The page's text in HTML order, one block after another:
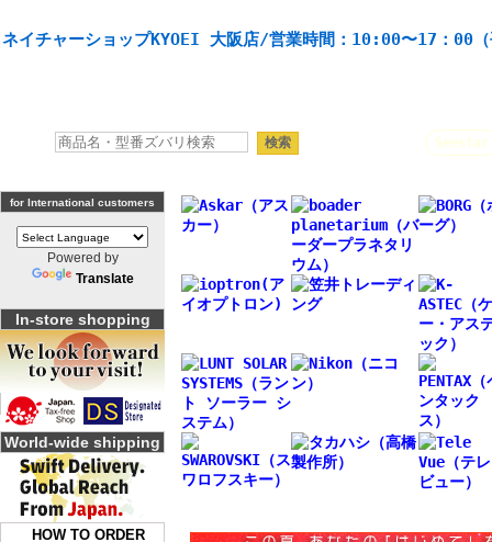
ネイチャーショップKYOEI 大阪店/営業時間：10:00〜17：00（
Seestar
for International customers
Powered by
Translate
In-store shopping
World-wide shipping
HOW TO ORDER